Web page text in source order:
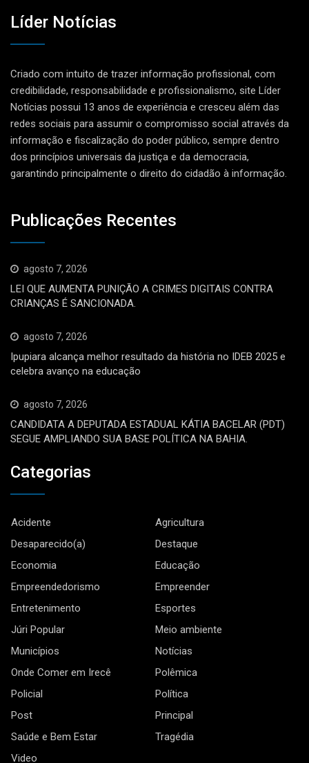
Líder Notícias
Criado com intuito de trazer informação profissional, com
credibilidade, responsabilidade e profissionalismo, site Líder
Notícias possui 13 anos de experiência e cresceu além das
redes sociais para assumir o compromisso social através da
informação e fiscalização do poder público, sempre dentro
dos princípios universais da justiça e da democracia,
garantindo principalmente o direito do cidadão à informação.
Publicações Recentes
agosto 7, 2026
LEI QUE AUMENTA PUNIÇÃO A CRIMES DIGITAIS CONTRA
CRIANÇAS É SANCIONADA.
agosto 7, 2026
Ipupiara alcança melhor resultado da história no IDEB 2025 e
celebra avanço na educação
agosto 7, 2026
CANDIDATA A DEPUTADA ESTADUAL KÁTIA BACELAR (PDT)
SEGUE AMPLIANDO SUA BASE POLÍTICA NA BAHIA.
Categorias
Acidente
Agricultura
Desaparecido(a)
Destaque
Economia
Educação
Empreendedorismo
Empreender
Entretenimento
Esportes
Júri Popular
Meio ambiente
Municípios
Notícias
Onde Comer em Irecê
Polêmica
Policial
Política
Post
Principal
Saúde e Bem Estar
Tragédia
Video